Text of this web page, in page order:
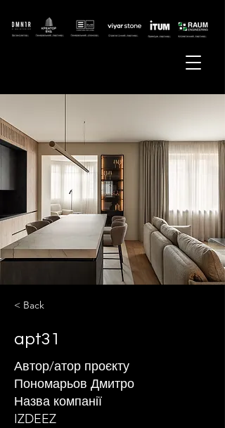
< Back
apt31
Автор/атор проєкту
Пономарьов Дмитро
Назва компанії
IZDEEZ